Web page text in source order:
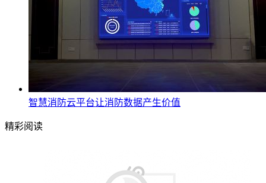
智慧消防云平台让消防数据产生价值
精彩阅读